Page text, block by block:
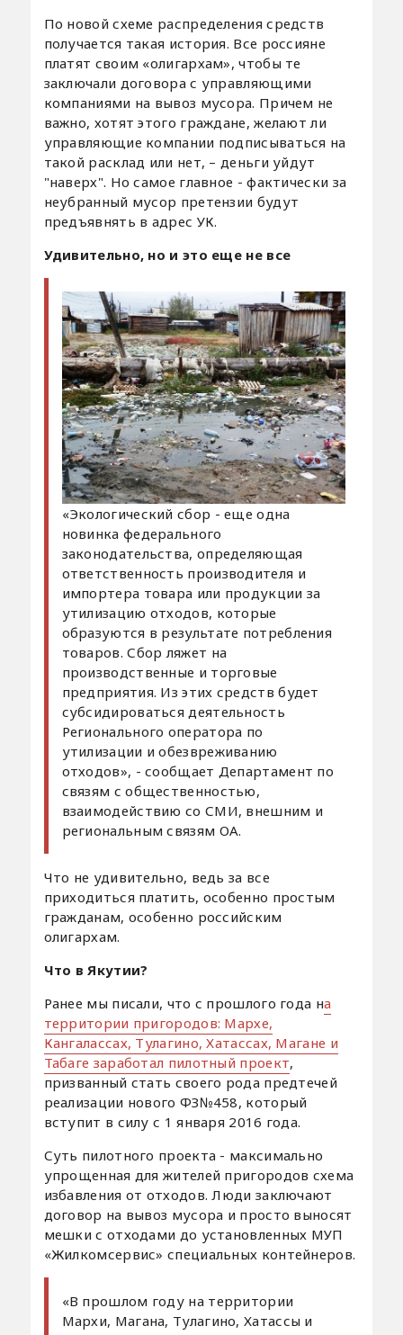
По новой схеме распределения средств
получается такая история. Все россияне
платят своим «олигархам», чтобы те
заключали договора с управляющими
компаниями на вывоз мусора. Причем не
важно, хотят этого граждане, желают ли
управляющие компании подписываться на
такой расклад или нет, – деньги уйдут
"наверх". Но самое главное - фактически за
неубранный мусор претензии будут
предъявнять в адрес УК.
Удивительно, но и это еще не все
«Экологический сбор - еще одна
новинка федерального
законодательства, определяющая
ответственность производителя и
импортера товара или продукции за
утилизацию отходов, которые
образуются в результате потребления
товаров. Сбор ляжет на
производственные и торговые
предприятия. Из этих средств будет
субсидироваться деятельность
Регионального оператора по
утилизации и обезвреживанию
отходов», - сообщает Департамент по
связям с общественностью,
взаимодействию со СМИ, внешним и
региональным связям ОА.
Что не удивительно, ведь за все
приходиться платить, особенно простым
гражданам, особенно российским
олигархам.
Что в Якутии?
Ранее мы писали, что с прошлого года на
территории пригородов: Мархе,
Кангалассах, Тулагино, Хатассах, Магане и
Табаге заработал пилотный проект,
призванный стать своего рода предтечей
реализации нового ФЗ№458, который
вступит в силу с 1 января 2016 года.
Суть пилотного проекта - максимально
упрощенная для жителей пригородов схема
избавления от отходов. Люди заключают
договор на вывоз мусора и просто выносят
мешки с отходами до установленных МУП
«Жилкомсервис» специальных контейнеров.
«В прошлом году на территории
Мархи, Магана, Тулагино, Хатассы и